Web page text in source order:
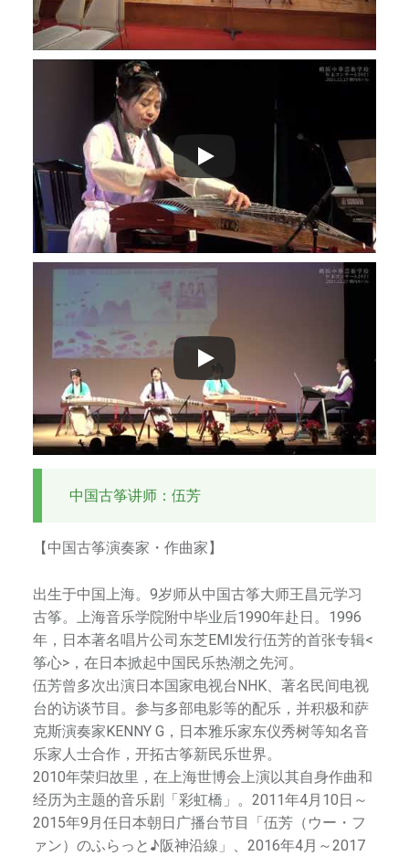
中国古筝讲师：伍芳
【中国古筝演奏家・作曲家】
出生于中国上海。9岁师从中国古筝大师王昌元学习
古筝。上海音乐学院附中毕业后1990年赴日。1996
年，日本著名唱片公司东芝EMI发行伍芳的首张专辑<
筝心>，在日本掀起中国民乐热潮之先河。
伍芳曾多次出演日本国家电视台NHK、著名民间电视
台的访谈节目。参与多部电影等的配乐，并积极和萨
克斯演奏家KENNY G，日本雅乐家东仪秀树等知名音
乐家人士合作，开拓古筝新民乐世界。
2010年荣归故里，在上海世博会上演以其自身作曲和
经历为主题的音乐剧「彩虹橋」。2011年4月10日～
2015年9月任日本朝日广播台节目「伍芳（ウー・フ
ァン）のふらっと♪阪神沿線」、2016年4月～2017